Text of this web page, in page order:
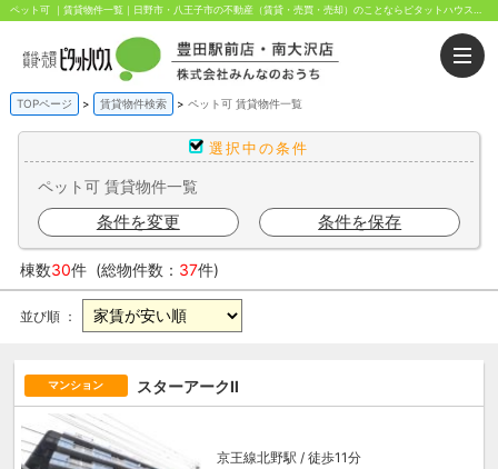
TOPページ 賃貸物件検索 ペット可 賃貸物件一覧
選択中の条件
ペット可 賃貸物件一覧
条件を変更 条件を保存
棟数30件 (総物件数： 37件)
並び順 ：
マンション スターアークⅡ
京王線北野駅 / 徒歩11分